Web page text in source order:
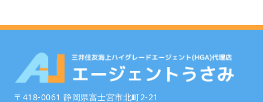
〒418-0061 静岡県富士宮市北町2-21